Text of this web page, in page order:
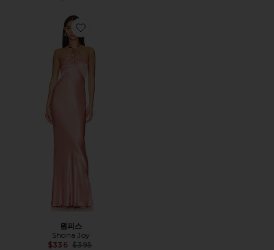
Favorite 원피스
원피스
Shona Joy
$336 Previous price:
$395